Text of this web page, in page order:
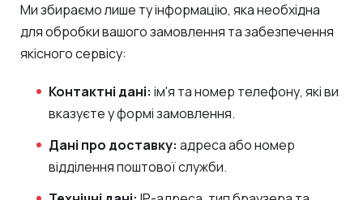
Ми збираємо лише ту інформацію, яка необхідна
для обробки вашого замовлення та забезпечення
якісного сервісу:
Контактні дані: ім'я та номер телефону, які ви
вказуєте у формі замовлення.
Дані про доставку: адреса або номер
відділення поштової служби.